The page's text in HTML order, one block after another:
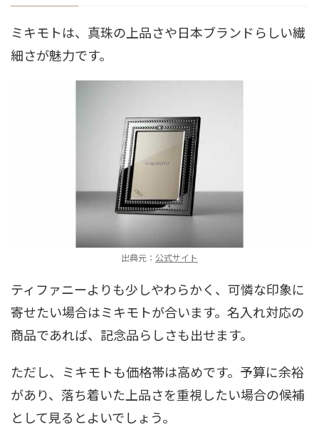
ミキモトは、真珠の上品さや日本ブランドらしい繊
細さが魅力です。
出典元： 公式サイト
ティファニーよりも少しやわらかく、可憐な印象に
寄せたい場合はミキモトが合います。名入れ対応の
商品であれば、記念品らしさも出せます。
ただし、ミキモトも価格帯は高めです。予算に余裕
があり、落ち着いた上品さを重視したい場合の候補
として見るとよいでしょう。